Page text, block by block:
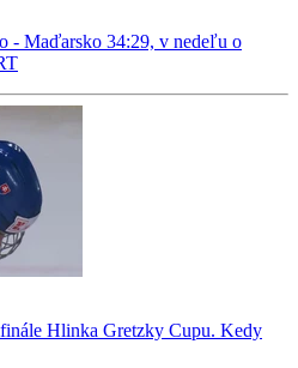
- Maďarsko 34:29, v nedeľu o
Hlinka Gretzky Cupu. Kedy